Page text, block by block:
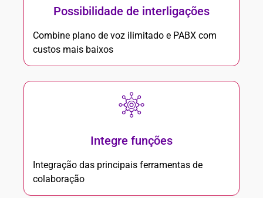
Possibilidade de interligações
Combine plano de voz ilimitado e PABX com
custos mais baixos
Integre funções
Integração das principais ferramentas de
colaboração